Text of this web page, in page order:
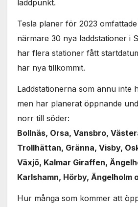
laddpunkt.
Tesla planer för 2023
närmare 30 nya laddstationer i
har flera stationer fått
har nya tillkommit.
Laddstationerna som ännu inte
men har planerat öppnande
norr till söder:
Bollnäs, Orsa, Vansbro,
Trollhättan, Gränna, Visby,
Växjö, Kalmar Giraffen,
Karlshamn, Hörby, Ängelholm
Hur många som kommer att